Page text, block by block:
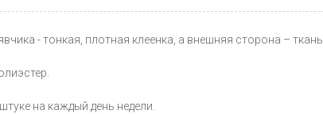
- тонкая, плотная клеенка, а внешняя сторона – ткань.
на каждый день недели.